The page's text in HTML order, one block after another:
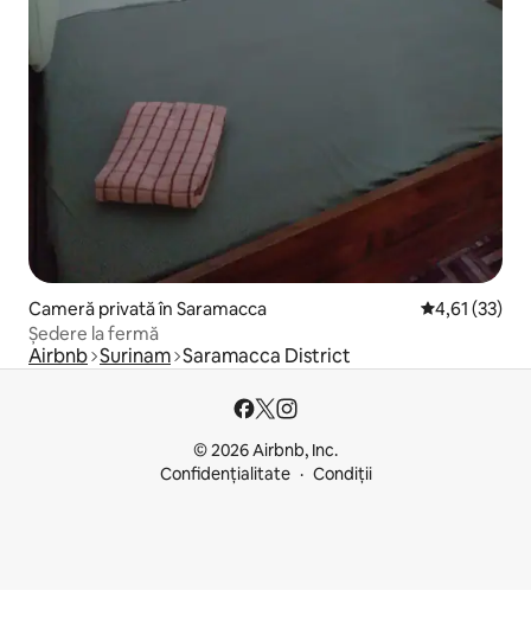
Cameră privată în Saramacca Scor mediu
4,61 (33)
Ședere la fermă
Airbnb Surinam Saramacca District
© 2026 Airbnb, Inc.
Confidențialitate
Condiții